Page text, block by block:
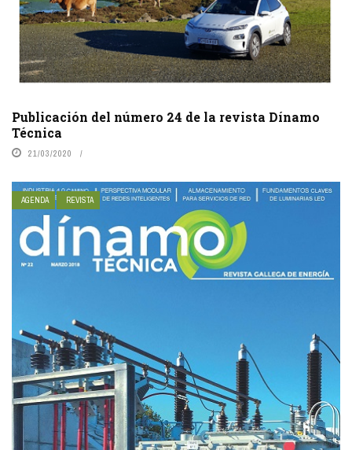
Publicación del número 24 de la revista Dínamo
Técnica
21/03/2020
AGENDA REVISTA